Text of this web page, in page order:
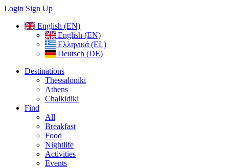
Login Sign Up
English (EN)
English (EN)
Ελληνικά (EL)
Deutsch (DE)
Destinations
Thessaloniki
Athens
Chalkidiki
Find
All
Breakfast
Food
Nightlife
Activities
Events